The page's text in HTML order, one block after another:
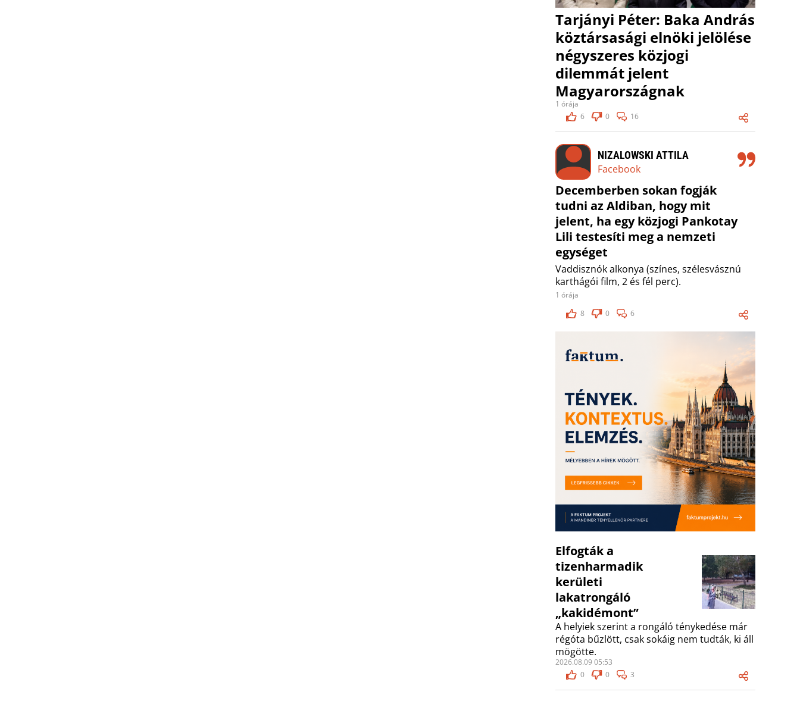
Tarjányi Péter: Baka András
köztársasági elnöki jelölése
négyszeres közjogi
dilemmát jelent
Magyarországnak
1 órája
6
0 16
NIZALOWSKI ATTILA
Facebook
Decemberben sokan fogják
tudni az Aldiban, hogy mit
jelent, ha egy közjogi Pankotay
Lili testesíti meg a nemzeti
egységet
Vaddisznók alkonya (színes, szélesvásznú
karthágói film, 2 és fél perc).
1 órája
8
0 6
Elfogták a
tizenharmadik
kerületi
lakatrongáló
„kakidémont”
A helyiek szerint a rongáló ténykedése már
régóta bűzlött, csak sokáig nem tudták, ki áll
mögötte.
2026.08.09 05:53
0
0 3